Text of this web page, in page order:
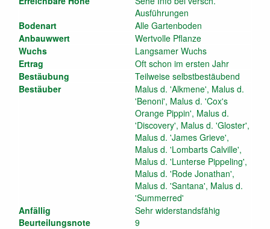
Ausführungen
Bodenart
Alle Gartenboden
Anbauwwert
Wertvolle Pflanze
Wuchs
Langsamer Wuchs
Ertrag
Oft schon im ersten Jahr
Bestäubung
Teilweise selbstbestäubend
Bestäuber
Malus d. 'Alkmene', Malus d.
'Benoni', Malus d. 'Cox's
Orange Pippin', Malus d.
'Discovery', Malus d. 'Gloster',
Malus d. 'James Grieve',
Malus d. 'Lombarts Calville',
Malus d. 'Lunterse Pippeling',
Malus d. 'Rode Jonathan',
Malus d. 'Santana', Malus d.
'Summerred'
Anfällig
Beurteilungsnote
Sehr widerstandsfähig
9